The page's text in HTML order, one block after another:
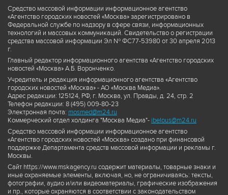
Средство массовой информации информационное агентство
«Агентство городских новостей «Москва» зарегистрировано в
Федеральной службе по надзору в сфере связи, информационных
технологий и массовых коммуникаций. Свидетельство о регистрации
средства массовой информации Эл № ФС77-53980 от 30 апреля 2013
г.
Главный редактор информационного агентства «Агентство городских
новостей «Москва» А.Б. Воронченко.
Учредитель и редакция информационного агентства «Агентство
городских новостей «Москва» - АО «Москва Медиа».
Адрес редакции: 125124, РФ, г. Москва, ул. Правды, д. 24, стр. 2
Телефон редакции: 8 (495) 009-80-23
Электронная почта: mosmed@m24.ru
Коммерческий отдел холдинга "Москва Медиа"- ibelous@m24.ru
Средство массовой информации информационное агентство
«Агентство городских новостей «Москва» создано при финансовой
поддержке Департамента средств массовой информации и рекламы г.
Москвы.
Сайт https://www.mskagency.ru содержит материалы, товарные знаки и
иные охраняемые элементы, включая, но, не ограничиваясь: тексты,
фотографии, аудио и/или видеоматериалы, графические изображения
и пр., которые охраняются в соответствии с законодательством